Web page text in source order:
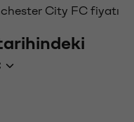
City FC fiyatı